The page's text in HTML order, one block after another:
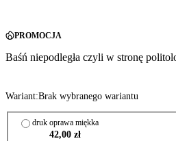
PROMOCJA
Baśń niepodległa czyli w stronę
Wariant:Brak wybranego wariantu
druk oprawa miękka
42,00 zł